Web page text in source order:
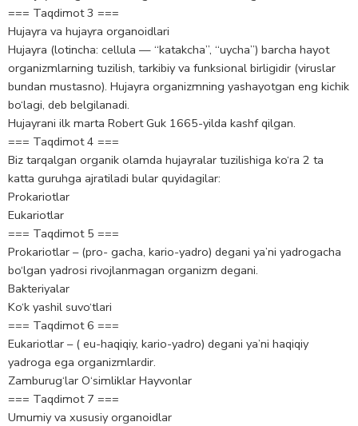
=== Taqdimot 3 ===
Hujayra va hujayra organoidlari
Hujayra (lotincha: cellula — “katakcha”, “uycha”) barcha hayot
organizmlarning tuzilish, tarkibiy va funksional birligidir (viruslar
bundan mustasno). Hujayra organizmning yashayotgan eng kichik
bo‘lagi, deb belgilanadi.
Hujayrani ilk marta Robert Guk 1665-yilda kashf qilgan.
=== Taqdimot 4 ===
Biz tarqalgan organik olamda hujayralar tuzilishiga ko‘ra 2 ta
katta guruhga ajratiladi bular quyidagilar:
Prokariotlar
Eukariotlar
=== Taqdimot 5 ===
Prokariotlar – (pro- gacha, kario-yadro) degani ya’ni yadrogacha
bo‘lgan yadrosi rivojlanmagan organizm degani.
Bakteriyalar
Ko‘k yashil suvo‘tlari
=== Taqdimot 6 ===
Eukariotlar – ( eu-haqiqiy, kario-yadro) degani ya’ni haqiqiy
yadroga ega organizmlardir.
Zamburug‘lar O‘simliklar Hayvonlar
=== Taqdimot 7 ===
Umumiy va xususiy organoidlar